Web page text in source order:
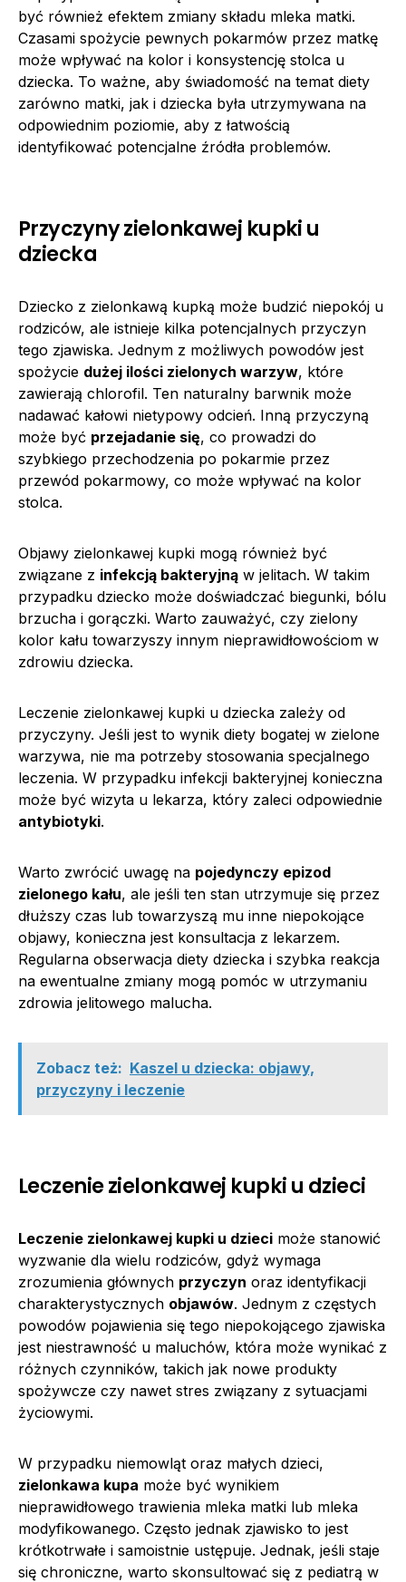
być również efektem zmiany składu mleka matki.
Czasami spożycie pewnych pokarmów przez matkę
może wpływać na kolor i konsystencję stolca u
dziecka. To ważne, aby świadomość na temat diety
zarówno matki, jak i dziecka była utrzymywana na
odpowiednim poziomie, aby z łatwością
identyfikować potencjalne źródła problemów.
Przyczyny zielonkawej kupki u
dziecka
Dziecko z zielonkawą kupką może budzić niepokój u
rodziców, ale istnieje kilka potencjalnych przyczyn
tego zjawiska. Jednym z możliwych powodów jest
spożycie dużej ilości zielonych warzyw, które
zawierają chlorofil. Ten naturalny barwnik może
nadawać kałowi nietypowy odcień. Inną przyczyną
może być przejadanie się, co prowadzi do
szybkiego przechodzenia po pokarmie przez
przewód pokarmowy, co może wpływać na kolor
stolca.
Objawy zielonkawej kupki mogą również być
związane z infekcją bakteryjną w jelitach. W takim
przypadku dziecko może doświadczać biegunki, bólu
brzucha i gorączki. Warto zauważyć, czy zielony
kolor kału towarzyszy innym nieprawidłowościom w
zdrowiu dziecka.
Leczenie zielonkawej kupki u dziecka zależy od
przyczyny. Jeśli jest to wynik diety bogatej w zielone
warzywa, nie ma potrzeby stosowania specjalnego
leczenia. W przypadku infekcji bakteryjnej konieczna
może być wizyta u lekarza, który zaleci odpowiednie
antybiotyki.
Warto zwrócić uwagę na pojedynczy epizod
zielonego kału, ale jeśli ten stan utrzymuje się przez
dłuższy czas lub towarzyszą mu inne niepokojące
objawy, konieczna jest konsultacja z lekarzem.
Regularna obserwacja diety dziecka i szybka reakcja
na ewentualne zmiany mogą pomóc w utrzymaniu
zdrowia jelitowego malucha.
Zobacz też: Kaszel u dziecka: objawy,
przyczyny i leczenie
Leczenie zielonkawej kupki u dzieci
Leczenie zielonkawej kupki u dzieci może stanowić
wyzwanie dla wielu rodziców, gdyż wymaga
zrozumienia głównych przyczyn oraz identyfikacji
charakterystycznych objawów. Jednym z częstych
powodów pojawienia się tego niepokojącego zjawiska
jest niestrawność u maluchów, która może wynikać z
różnych czynników, takich jak nowe produkty
spożywcze czy nawet stres związany z sytuacjami
życiowymi.
W przypadku niemowląt oraz małych dzieci,
zielonkawa kupa może być wynikiem
nieprawidłowego trawienia mleka matki lub mleka
modyfikowanego. Często jednak zjawisko to jest
krótkotrwałe i samoistnie ustępuje. Jednak, jeśli staje
się chroniczne, warto skonsultować się z pediatrą w